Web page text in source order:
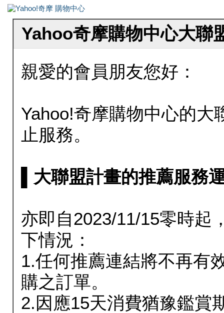
Yahoo奇摩購物中心大聯
親愛的會員朋友您好：
Yahoo!奇摩購物中心的大
止服務。
▌大聯盟計畫的推薦服務
亦即自2023/11/15零時起
下情況：
1.任何推薦連結將不再有
購之訂單。
2.因應15天消費猶豫鑑賞